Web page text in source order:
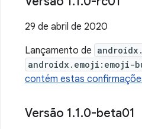
29 de abril de 2020
Lançamento de
androidx.emoji:emoji-
contém estas
Versão 1.1.0-beta01